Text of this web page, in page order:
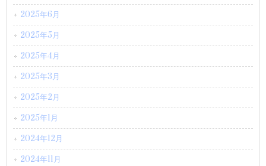
2025年6月
2025年5月
2025年4月
2025年3月
2025年2月
2025年1月
2024年12月
2024年11月